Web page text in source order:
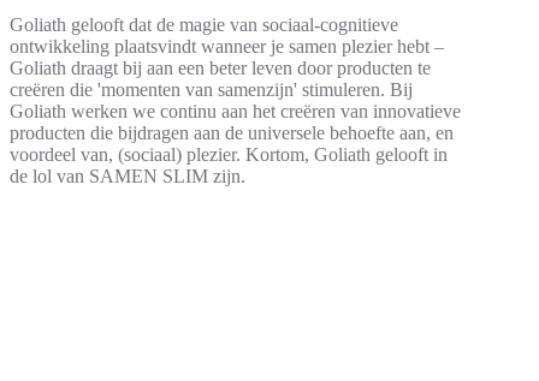
Goliath gelooft dat de magie van sociaal-cognitieve
ontwikkeling plaatsvindt wanneer je samen plezier hebt –
Goliath draagt bij aan een beter leven door producten te
creëren die 'momenten van samenzijn' stimuleren. Bij
Goliath werken we continu aan het creëren van innovatieve
producten die bijdragen aan de universele behoefte aan, en
voordeel van, (sociaal) plezier. Kortom, Goliath gelooft in
de lol van SAMEN SLIM zijn.